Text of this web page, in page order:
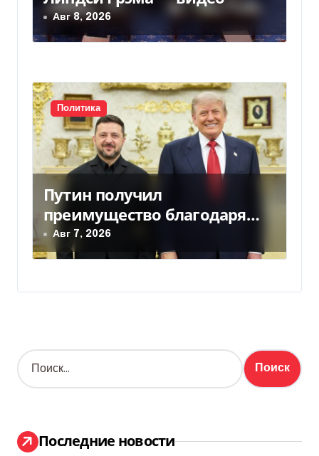
Авг 8, 2026
Политика
Путин получил
преимущество благодаря
действиям США
Авг 7, 2026
Н
а
:
Последние новости